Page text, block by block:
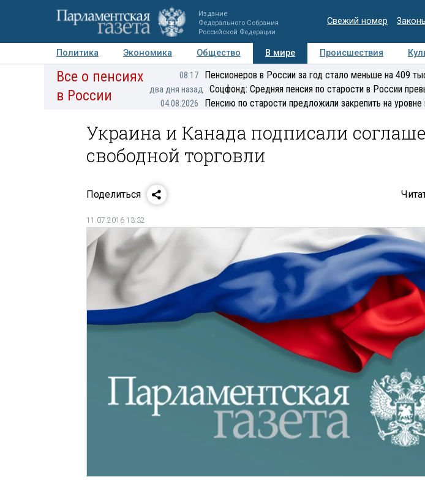
Издание
Федерального Собрания
Российской Федерации
Свежий номер
Политика Экономика Общество В мире Происшествия
Авторы Персоны Мнения Регионы Медиацентр Интервью
Все о пенсиях
в России
08:17 Пенсионеров в России за год стало меньше на 409
два дня назад Соцфонд: Средняя пенсия по старости в России
04.08.2026 Пенсию по старости предложили закрепить на
Украина и Канада подписали
свободной торговли
Поделиться
11.07.2016 13:32